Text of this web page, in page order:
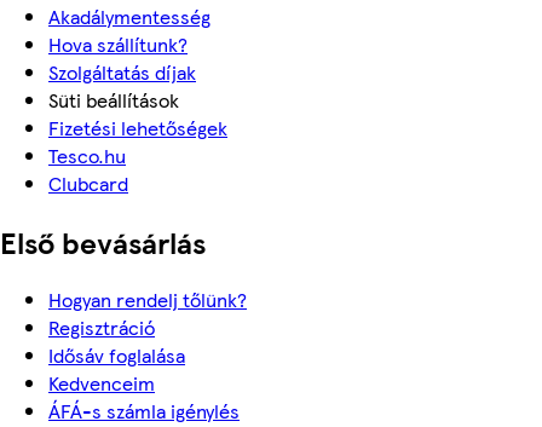
Akadálymentesség
Hova szállítunk?
Szolgáltatás díjak
Süti beállítások
Fizetési lehetőségek
Tesco.hu
Clubcard
Első bevásárlás
Hogyan rendelj tőlünk?
Regisztráció
Idősáv foglalása
Kedvenceim
ÁFÁ-s számla igénylés